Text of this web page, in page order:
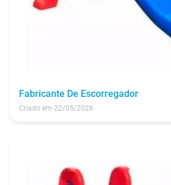
Fabricante De Escorregador
Criado em 22/05/2026